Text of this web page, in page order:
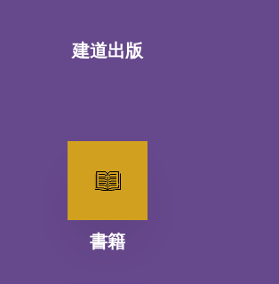
建道出版
書籍